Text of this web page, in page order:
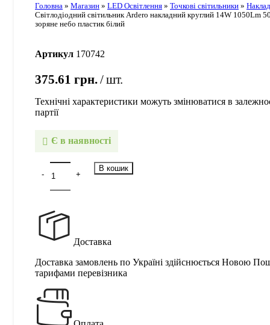
Головна » Магазин » LED Освітлення » Точкові світильники »
Світлодіодний світильник Ardero накладний круглий 14W 1050Lm
зоряне небо пластик білий
Артикул 170742
375.61 грн. шт.
Технічні характеристики можуть змінюватися в
партії
Є в наявності
В кошик
Доставка
Доставка замовлень по Україні здійснюється Новою
тарифами перевізника